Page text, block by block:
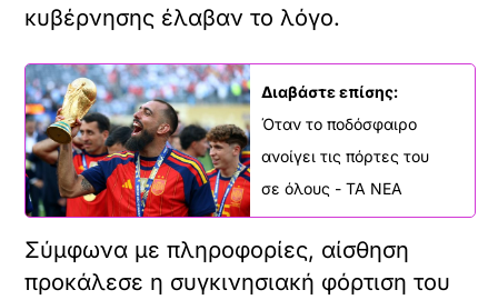
κυβέρνησης έλαβαν το λόγο.
Διαβάστε επίσης:
Όταν το ποδόσφαιρο
ανοίγει τις πόρτες του
σε όλους - ΤΑ ΝΕΑ
Σύμφωνα με πληροφορίες, αίσθηση
προκάλεσε η συγκινησιακή φόρτιση του